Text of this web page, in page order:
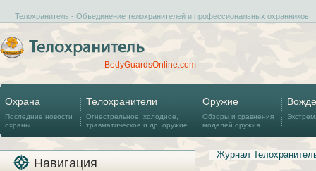
Телохранитель - Объединение телохранителей и профессиональных охранников
BodyGuardsOnline.com
Охрана
Последние новости
охраны
Телохранители
Огнестрельное, холодное,
травматическое и др. оружие
Оружие
Обзоры и сравнения
моделей оружия
Навигация
Журнал